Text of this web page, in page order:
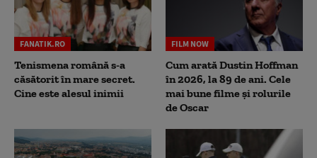
FANATIK.RO
Tenismena română s-a
căsătorit în mare secret.
Cine este alesul inimii
FILM NOW
Cum arată Dustin Hoffman
în 2026, la 89 de ani. Cele
mai bune filme și rolurile
de Oscar